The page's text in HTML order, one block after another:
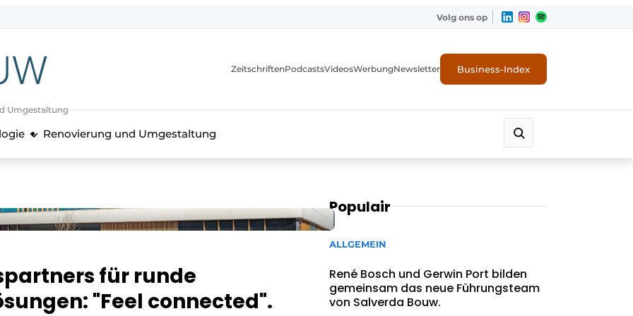
Volg ons op
Umgestaltung
ZeitschriftenPodcastsVideosWerbungNewsletter Business-Index
Renovierung und Umgestaltung
für runde
"Feel connected".
Populair
ALLGEMEIN
René Bosch und Gerwin Port bilden
gemeinsam das neue Führungsteam
von Salverda Bouw.